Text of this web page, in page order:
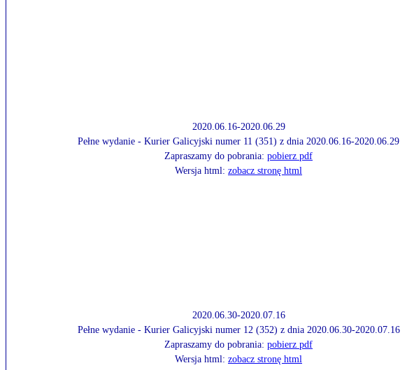
2020.06.16-2020.06.29
Pełne wydanie - Kurier Galicyjski numer 11 (351) z dnia 2020.06.16-2020.06.29
Zapraszamy do pobrania: pobierz pdf
Wersja html: zobacz stronę html
2020.06.30-2020.07.16
Pełne wydanie - Kurier Galicyjski numer 12 (352) z dnia 2020.06.30-2020.07.16
Zapraszamy do pobrania: pobierz pdf
Wersja html: zobacz stronę html